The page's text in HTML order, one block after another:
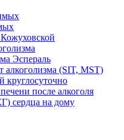
Эспераль
(SIT, MST)
круглосуточно
после алкоголя
сердца на дому